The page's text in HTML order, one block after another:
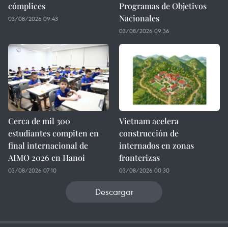
cómplices
03/08/2026 09:43
Programas de Objetivos
Nacionales
03/08/2026 09:36
Cerca de mil 300
estudiantes compiten en
final internacional de
AIMO 2026 en Hanoi
03/08/2026 07:10
Vietnam acelera
construcción de
internados en zonas
fronterizas
03/08/2026 00:30
Descargar